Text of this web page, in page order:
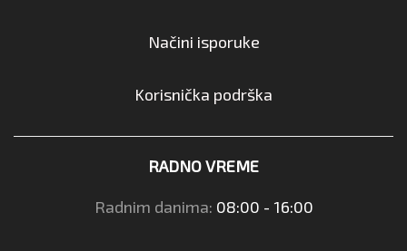
Načini isporuke
Korisnička podrška
RADNO VREME
Radnim danima: 08:00 - 16:00